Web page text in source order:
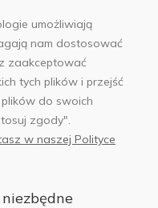
275
umożliwiają
nam dostosować
zaakceptować
tych plików i przejść
do swoich
zgody".
w naszej Polityce